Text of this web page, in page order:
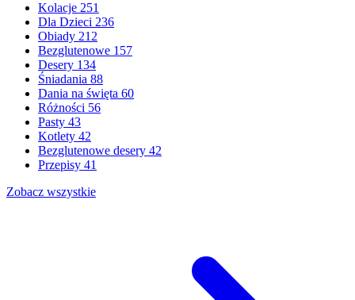
Kolacje 251
Dla Dzieci 236
Obiady 212
Bezglutenowe 157
Desery 134
Śniadania 88
Dania na święta 60
Różności 56
Pasty 43
Kotlety 42
Bezglutenowe desery 42
Przepisy 41
Zobacz wszystkie